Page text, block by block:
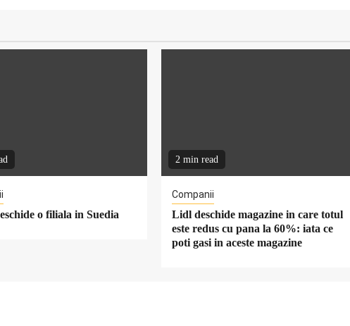
o filiala in Suedia
2 min read
Companii
Lidl deschide magazine in care totul
este redus cu pana la 60%: iata ce
poti gasi in aceste magazine